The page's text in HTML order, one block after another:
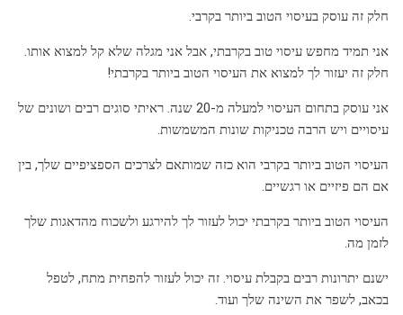
חלק זה עוסק בעיסוי הטוב ביותר בקרבי.
אני תמיד מחפש עיסוי טוב בקרבתי, אבל אני מגלה שלא קל למצוא אותו.
חלק זה יעזור לך למצוא את העיסוי הטוב ביותר בקרבתי!
אני עוסק בתחום העיסוי למעלה מ-20 שנה. ראיתי סוגים רבים ושונים של
עיסויים ויש הרבה טכניקות שונות המשמשות.
העיסוי הטוב ביותר בקרבי הוא כזה שמותאם לצרכים הספציפיים שלך, בין
אם הם פיזיים או רגשיים.
העיסוי הטוב ביותר בקרבתי יכול לעזור לך להירגע ולשכוח מהדאגות שלך
לזמן מה.
ישנם יתרונות רבים בקבלת עיסוי. זה יכול לעזור להפחית מתח, לטפל
בכאב, לשפר את השינה שלך ועוד.